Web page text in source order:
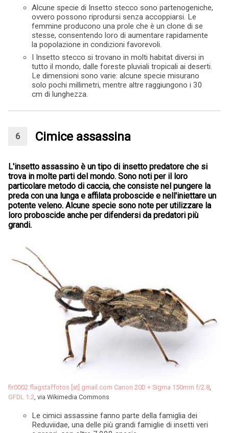
Alcune specie di Insetto stecco sono partenogeniche,
ovvero possono riprodursi senza accoppiarsi. Le
femmine producono una prole che è un clone di se
stesse, consentendo loro di aumentare rapidamente
la popolazione in condizioni favorevoli.
I Insetto stecco si trovano in molti habitat diversi in
tutto il mondo, dalle foreste pluviali tropicali ai deserti.
Le dimensioni sono varie: alcune specie misurano
solo pochi millimetri, mentre altre raggiungono i 30
cm di lunghezza.
Cimice assassina
L'insetto assassino è un tipo di insetto predatore che si
trova in molte parti del mondo. Sono noti per il loro
particolare metodo di caccia, che consiste nel pungere la
preda con una lunga e affilata proboscide e nell'iniettare un
potente veleno. Alcune specie sono note per utilizzare la
loro proboscide anche per difendersi da predatori più
grandi.
fir0002 flagstaffotos [at] gmail.com Canon 20D + Sigma 150mm f/2.8,
GFDL 1.2, via Wikimedia Commons
Le cimici assassine fanno parte della famiglia dei
Reduviidae, una delle più grandi famiglie di insetti veri